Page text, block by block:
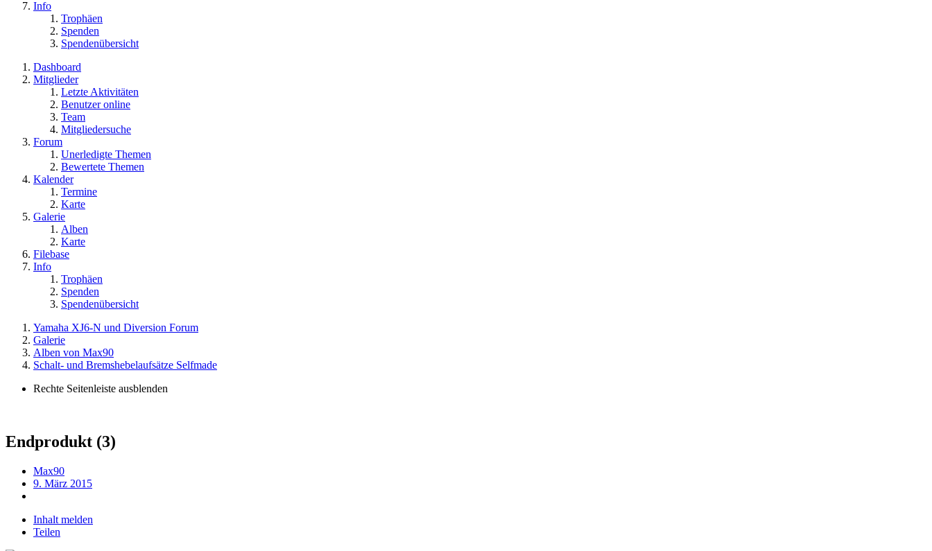
Info
Trophäen
Spenden
Spendenübersicht
Dashboard
Mitglieder
Letzte Aktivitäten
Benutzer online
Team
Mitgliedersuche
Forum
Unerledigte Themen
Bewertete Themen
Kalender
Termine
Karte
Galerie
Alben
Karte
Filebase
Info
Trophäen
Spenden
Spendenübersicht
Yamaha XJ6-N und Diversion Forum
Galerie
Alben von Max90
Schalt- und Bremshebelaufsätze Selfmade
Rechte Seitenleiste ausblenden
Endprodukt (3)
Max90
9. März 2015
Inhalt melden
Teilen